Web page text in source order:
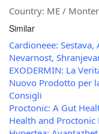
Country: ME /
Similar
Cardioneee:
Nevarnost,
EXODERMIN: La
Nuovo Prodotto per
Consigli
Proctonic: A Gut
Health and Proctonic